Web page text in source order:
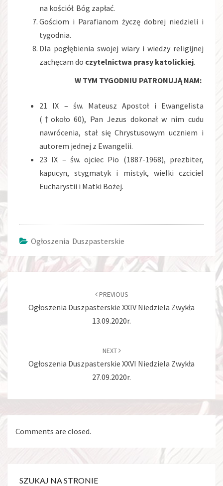
na kościół. Bóg zapłać.
Gościom i Parafianom życzę dobrej niedzieli i
tygodnia.
Dla pogłębienia swojej wiary i wiedzy religijnej
zachęcam do czytelnictwa prasy katolickiej.
W TYM TYGODNIU PATRONUJĄ NAM:
21 IX – św. Mateusz Apostoł i Ewangelista
(†około 60), Pan Jezus dokonał w nim cudu
nawrócenia, stał się Chrystusowym uczniem i
autorem jednej z Ewangelii.
23 IX – św. ojciec Pio (1887-1968), prezbiter,
kapucyn, stygmatyk i mistyk, wielki czciciel
Eucharystii i Matki Bożej.
Ogłoszenia Duszpasterskie
navigation
PREVIOUS
Ogłoszenia Duszpasterskie XXIV Niedziela Zwykła
13.09.2020r.
NEXT
Ogłoszenia Duszpasterskie XXVI Niedziela Zwykła
27.09.2020r.
Comments are closed.
SZUKAJ NA STRONIE